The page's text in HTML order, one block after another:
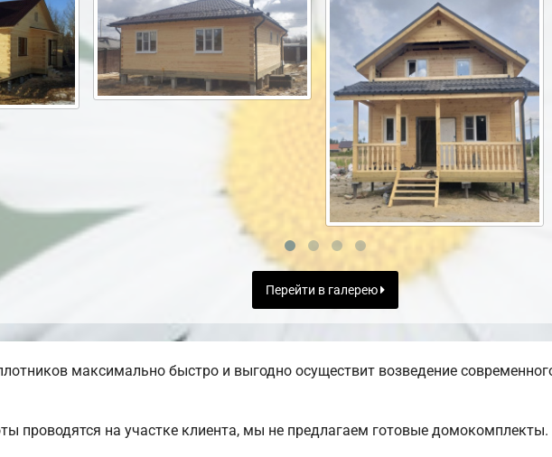
Перейти в галерею
максимально быстро и выгодно осуществит возведение
проводятся на участке клиента, мы не предлагаем готовые домокомплекты.